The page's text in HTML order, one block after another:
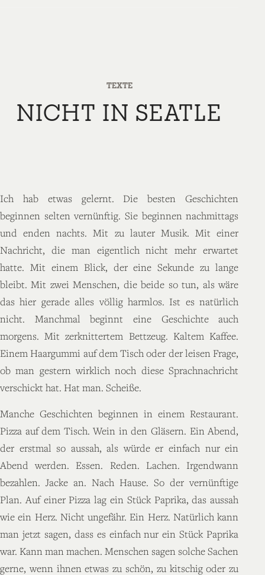
TEXTE
NICHT IN SEATLE
Ich hab etwas gelernt. Die besten Geschichten
beginnen selten vernünftig. Sie beginnen nachmittags
und enden nachts. Mit zu lauter Musik. Mit einer
Nachricht, die man eigentlich nicht mehr erwartet
hatte. Mit einem Blick, der eine Sekunde zu lange
bleibt. Mit zwei Menschen, die beide so tun, als wäre
das hier gerade alles völlig harmlos. Ist es natürlich
nicht. Manchmal beginnt eine Geschichte auch
morgens. Mit zerknittertem Bettzeug. Kaltem Kaffee.
Einem Haargummi auf dem Tisch oder der leisen Frage,
ob man gestern wirklich noch diese Sprachnachricht
verschickt hat. Hat man. Scheiße.
Manche Geschichten beginnen in einem Restaurant.
Pizza auf dem Tisch. Wein in den Gläsern. Ein Abend,
der erstmal so aussah, als würde er einfach nur ein
Abend werden. Essen. Reden. Lachen. Irgendwann
bezahlen. Jacke an. Nach Hause. So der vernünftige
Plan. Auf einer Pizza lag ein Stück Paprika, das aussah
wie ein Herz. Nicht ungefähr. Ein Herz. Natürlich kann
man jetzt sagen, dass es einfach nur ein Stück Paprika
war. Kann man machen. Menschen sagen solche Sachen
gerne, wenn ihnen etwas zu schön, zu kitschig oder zu